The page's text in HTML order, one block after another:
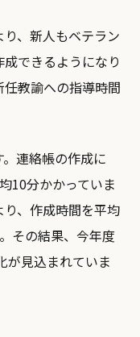
、新人もベテラン
できるようになり
教諭への指導時間
連絡帳の作成に
10分かかっていま
、作成時間を平均
その結果、今年度
が見込まれていま